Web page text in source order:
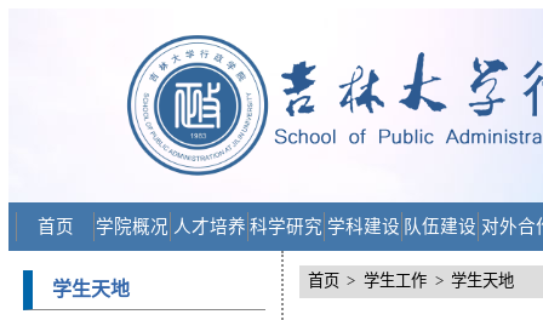
首页 学院概况 人才培养 科学研究 学科建设 队伍建设 对外合
学生天地 首页 > 学生工作 > 学生天地